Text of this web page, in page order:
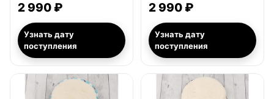
2 990 ₽
Узнать дату
поступления
2 990 ₽
Узнать дату
поступления